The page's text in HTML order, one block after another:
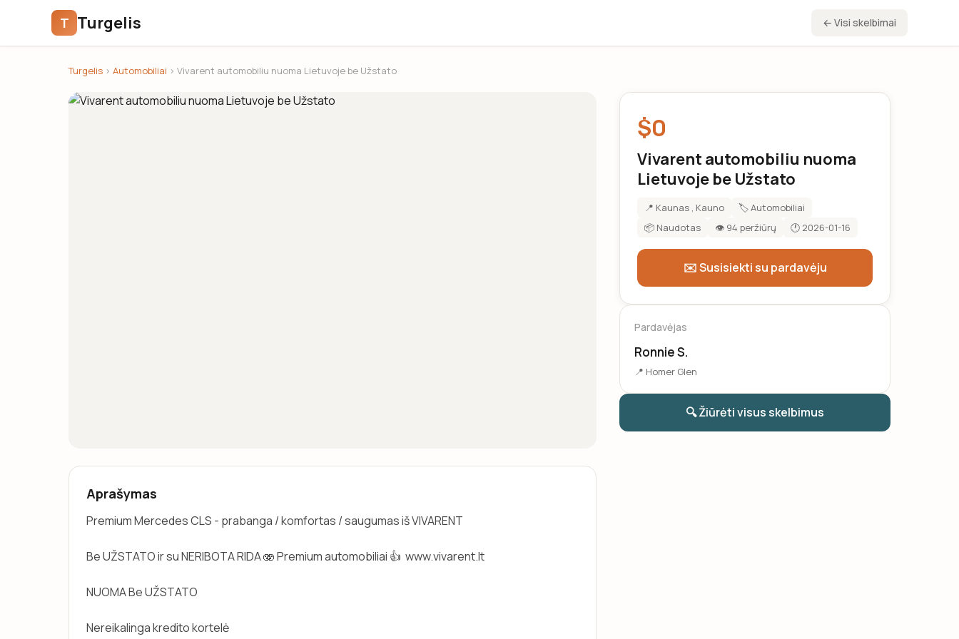
T Turgelis ← Visi skelbimai
Turgelis › Automobiliai › Vivarent automobiliu nuoma Lietuvoje be Užstato
Aprašymas
Premium Mercedes CLS - prabanga / komfortas / saugumas iš VIVARENT
Be UŽSTATO ir su NERIBOTA RIDA 🫨 Premium automobiliai 👍  www.vivarent.lt
NUOMA Be UŽSTATO
Nereikalinga kredito kortelė
$0
Vivarent automobiliu nuoma
Lietuvoje be Užstato
📍 Kaunas , Kauno
🏷️ Automobiliai
📦 Naudotas
👁️ 94 peržiūrų 🕐 2026-01-16
✉️ Susisiekti su pardavėju
Pardavėjas
Ronnie S.
📍 Homer Glen
🔍 Žiūrėti visus skelbimus